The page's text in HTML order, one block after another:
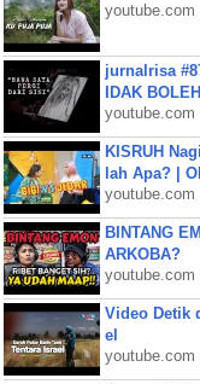
youtube.com
jurnalrisa
IDAK
youtube.com
KISRUH
lah Apa? |
youtube.com
BINTANG
ARKOBA?
youtube.com
Video Detik
el
youtube.com